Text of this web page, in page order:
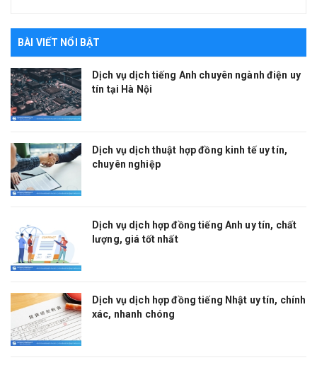
BÀI VIẾT NỔI BẬT
Dịch vụ dịch tiếng Anh chuyên ngành điện uy
tín tại Hà Nội
Dịch vụ dịch thuật hợp đồng kinh tế uy tín,
chuyên nghiệp
Dịch vụ dịch hợp đồng tiếng Anh uy tín, chất
lượng, giá tốt nhất
Dịch vụ dịch hợp đồng tiếng Nhật uy tín, chính
xác, nhanh chóng